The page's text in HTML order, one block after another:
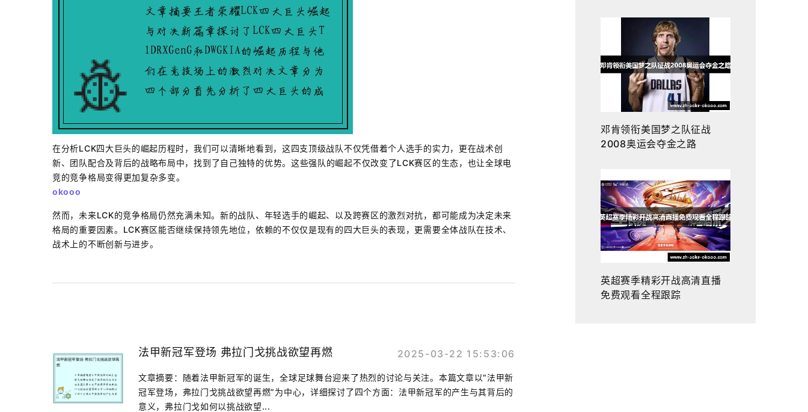
在分析LCK四大巨头的崛起历程时，我们可以清晰地看到，这四支顶级战队不仅凭借着个人选手的实力，更在战术创
新、团队配合及背后的战略布局中，找到了自己独特的优势。这些强队的崛起不仅改变了LCK赛区的生态，也让全球电
竞的竞争格局变得更加复杂多变。
okooo
然而，未来LCK的竞争格局仍然充满未知。新的战队、年轻选手的崛起、以及跨赛区的激烈对抗，都可能成为决定未来
格局的重要因素。LCK赛区能否继续保持领先地位，依赖的不仅仅是现有的四大巨头的表现，更需要全体战队在技术、
战术上的不断创新与进步。
法甲新冠军登场 弗拉门戈挑战欲望再燃 2025-03-22 15:53:06
文章摘要：随着法甲新冠军的诞生，全球足球舞台迎来了热烈的讨论与关注。本篇文章以“法甲新
冠军登场，弗拉门戈挑战欲望再燃”为中心，详细探讨了四个方面：法甲新冠军的产生与其背后的
意义，弗拉门戈如何以挑战欲望...
邓肯领衔美国梦之队征战
2008奥运会夺金之路
英超赛季精彩开战高清直播
免费观看全程跟踪